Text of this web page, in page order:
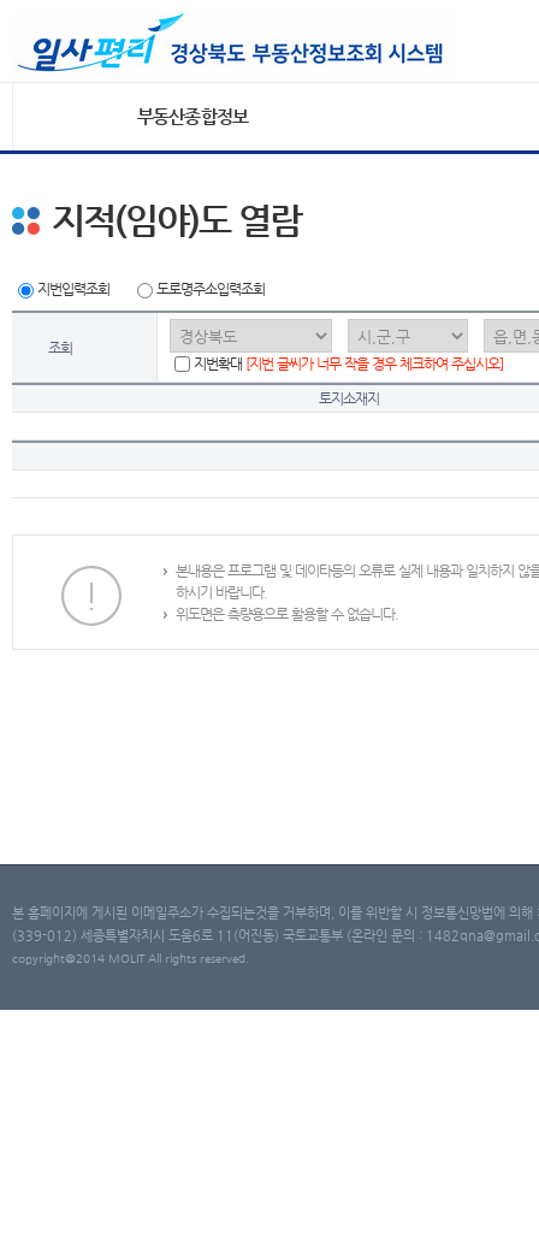
부동산종합정보
지적(임야)도 열람
지번입력조회 도로명주소입력조회
조회
지번확대 [지번 글씨가 너무 작을 경우 체크하여 주십시오]
토지소재지
본내용은 프로그램 및 데이타등의 오류로 실제 내용과 일치하지
하시기 바랍니다.
위도면은 측량용으로 활용할 수 없습니다.
본 홈페이지에 게시된 이메일주소가 수집되는것을 거부하며, 이를 위반할 시 정보통신망법에 의
(339-012) 세종특별자치시 도움6로 11(어진동) 국토교통부 (온라인 문의 :
copyright@2014 MOLIT All rights reserved.